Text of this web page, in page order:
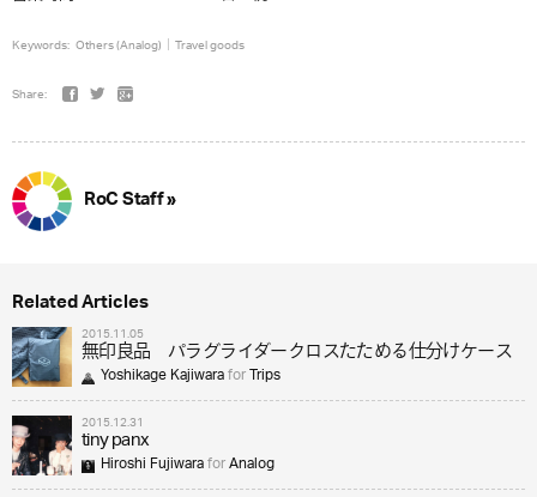
Keywords: Others (Analog) Travel goods
Share:
RoC Staff »
Related Articles
2015.11.05
無印良品 パラグライダークロスたためる仕分けケース
Yoshikage KajiwaraforTrips
2015.12.31
tiny panx
Hiroshi FujiwaraforAnalog